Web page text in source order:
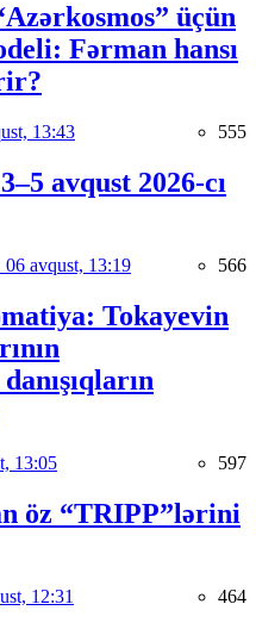
üçün
Fərman hansı
13:43 555
avqust 2026-cı
06 avqust, 13:19 566
Tokayevin
13:05 597
öz “TRIPP”lərini
12:31 464